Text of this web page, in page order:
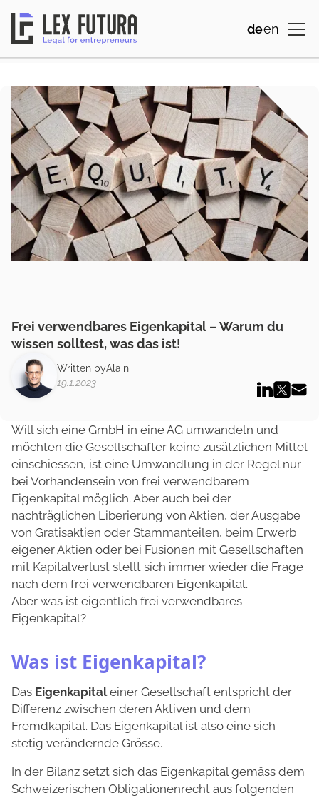
deen
Frei verwendbares Eigenkapital – Warum du
wissen solltest, was das ist!
Written byAlain
19.1.2023
Will sich eine GmbH in eine AG umwandeln und
möchten die Gesellschafter keine zusätzlichen Mittel
einschiessen, ist eine Umwandlung in der Regel nur
bei Vorhandensein von frei verwendbarem
Eigenkapital möglich. Aber auch bei der
nachträglichen Liberierung von Aktien, der Ausgabe
von Gratisaktien oder Stammanteilen, beim Erwerb
eigener Aktien oder bei Fusionen mit Gesellschaften
mit Kapitalverlust stellt sich immer wieder die Frage
nach dem frei verwendbaren Eigenkapital.
Aber was ist eigentlich frei verwendbares
Eigenkapital?
Was ist Eigenkapital?
Das Eigenkapitaleiner Gesellschaft entspricht der
Differenz zwischen deren Aktiven und dem
Fremdkapital. Das Eigenkapital ist also eine sich
stetig verändernde Grösse.
In der Bilanz setzt sich das Eigenkapital gemäss dem
Schweizerischen Obligationenrecht aus folgenden